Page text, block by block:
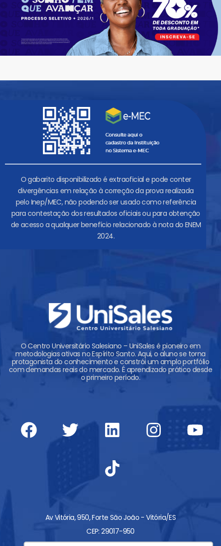
O gabarito disponibilizado é extraoficial e pode conter
divergências em relação à correção da prova realizada
pelo Inep/MEC, não podendo ser usado como referência
para contestação dos resultados oficiais ou para obtenção
de acesso a qualquer benefício relacionado à nota do ENEM
2024.
O Centro Universitário Salesiano – UniSales é pioneiro em
metodologias ativas no Espírito Santo. Aqui, o aluno se torna
protagonista do conhecimento e constrói um amplo portfólio
com demandas reais do mercado. É aprendizado prático desde
o primeiro período.
F
a
T
w
t
r
L
i
k
i
n
I
n
s
r
Y
o
T
i
t
Av Vitória, 950, Forte São João - Vitória/ES
CEP: 29017-950